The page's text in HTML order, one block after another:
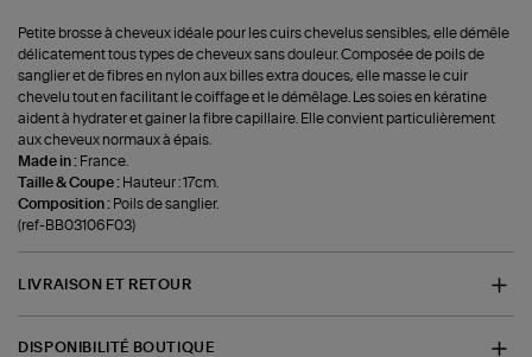
Petite brosse à cheveux idéale pour les cuirs chevelus sensibles, elle démêle
délicatement tous types de cheveux sans douleur. Composée de poils de
sanglier et de fibres en nylon aux billes extra douces, elle masse le cuir
chevelu tout en facilitant le coiffage et le démêlage. Les soies en kératine
aident à hydrater et gainer la fibre capillaire. Elle convient particulièrement
aux cheveux normaux à épais.
Made in : France.
Taille & Coupe : Hauteur : 17cm.
Composition : Poils de sanglier.
(ref-BB03106F03)
LIVRAISON ET RETOUR
DISPONIBILITÉ BOUTIQUE